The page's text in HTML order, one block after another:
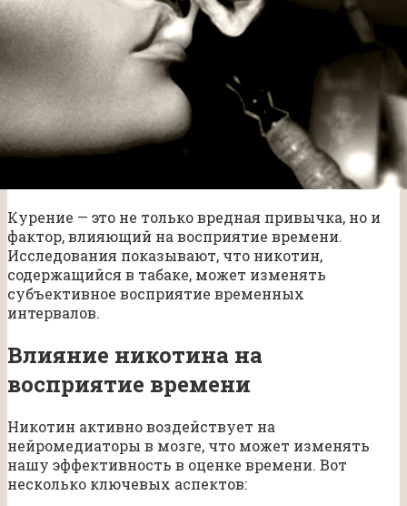
Курение — это не только вредная привычка, но и
фактор, влияющий на восприятие времени.
Исследования показывают, что никотин,
содержащийся в табаке, может изменять
субъективное восприятие временных
интервалов.
Влияние никотина на
восприятие времени
Никотин активно воздействует на
нейромедиаторы в мозге, что может изменять
нашу эффективность в оценке времени. Вот
несколько ключевых аспектов: